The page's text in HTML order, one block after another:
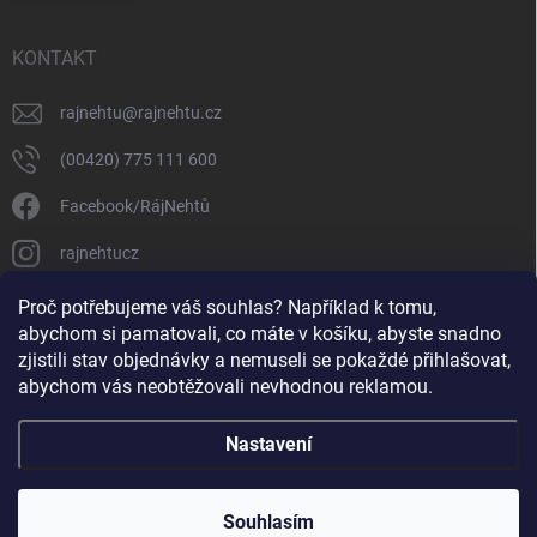
Proč potřebujeme váš souhlas? Například k tomu,
abychom si pamatovali, co máte v košíku, abyste snadno
zjistili stav objednávky a nemuseli se pokaždé přihlašovat,
abychom vás neobtěžovali nevhodnou reklamou.
Nastavení
Souhlasím
KONTAKT
rajnehtu@rajnehtu.cz
(00420) 775 111 600
Facebook/RájNehtů
rajnehtucz
https://www.youtube.com/@RajnehtuCzc
Ráj nehtů . Všechna práva vyhrazena.